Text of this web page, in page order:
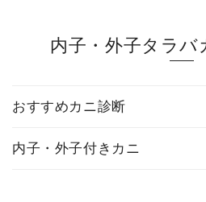
内子・外子タラバ
おすすめカニ診断
内子・外子付きカニ